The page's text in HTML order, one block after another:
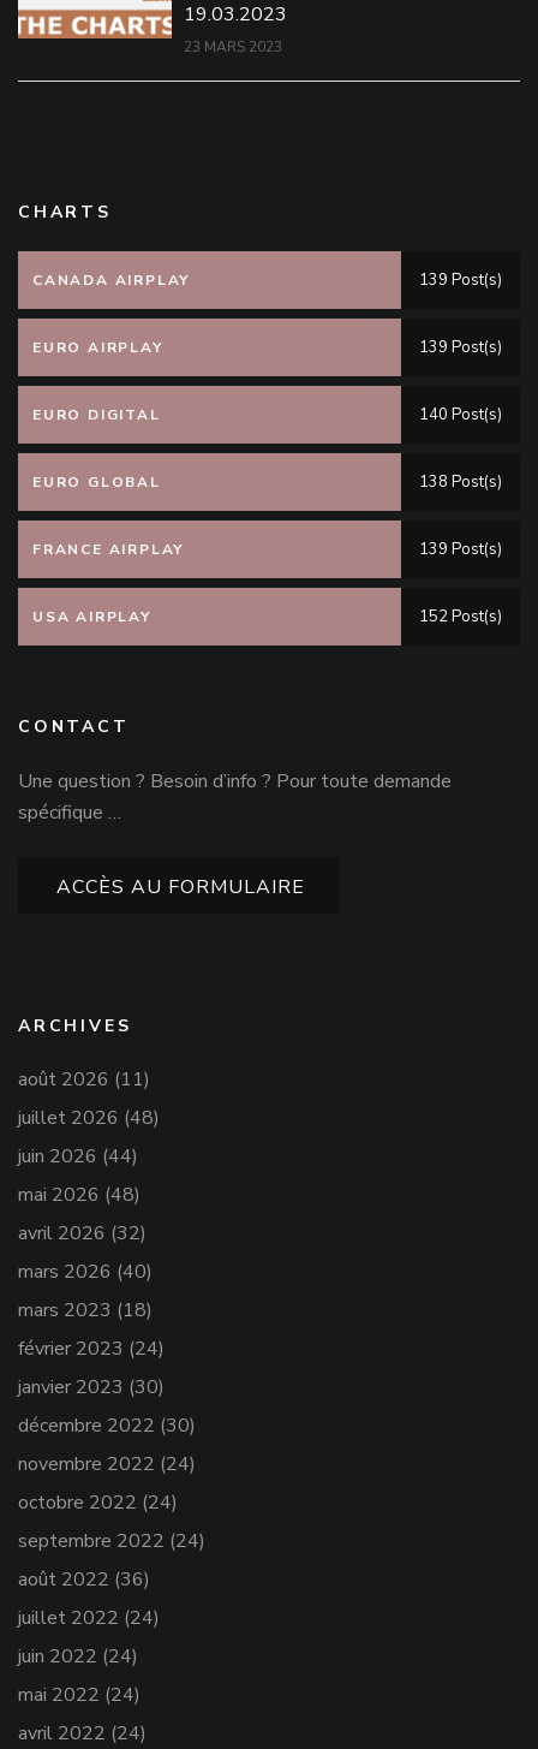
19.03.2023
23 MARS 2023
CHARTS
CANADA AIRPLAY 139 Post(s)
EURO AIRPLAY 139 Post(s)
EURO DIGITAL 140 Post(s)
EURO GLOBAL 138 Post(s)
FRANCE AIRPLAY 139 Post(s)
USA AIRPLAY 152 Post(s)
CONTACT
Une question ? Besoin d’info ? Pour toute demande
spécifique …
ACCÈS AU FORMULAIRE
ARCHIVES
août 2026 (11)
juillet 2026 (48)
juin 2026 (44)
mai 2026 (48)
avril 2026 (32)
mars 2026 (40)
mars 2023 (18)
février 2023 (24)
janvier 2023 (30)
décembre 2022 (30)
novembre 2022 (24)
octobre 2022 (24)
septembre 2022 (24)
août 2022 (36)
juillet 2022 (24)
juin 2022 (24)
mai 2022 (24)
avril 2022 (24)